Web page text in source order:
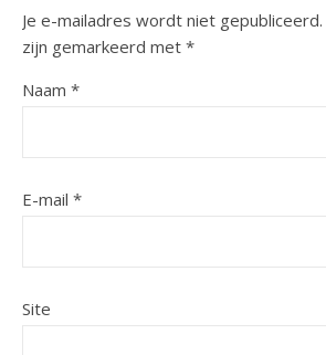
Je e-mailadres wordt niet gepubliceerd.
zijn gemarkeerd met *
Naam *
E-mail *
Site